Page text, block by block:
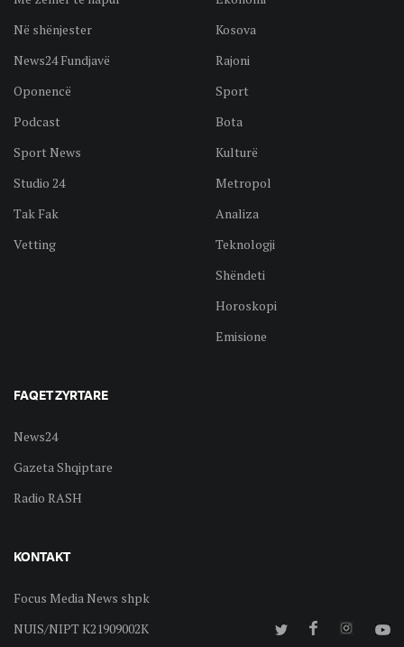
Në shënjester
News24 Fundjavë
Oponencë
Podcast
Sport News
Studio 24
Tak Fak
Vetting
Kosova
Rajoni
Sport
Bota
Kulturë
Metropol
Analiza
Teknologji
Shëndeti
Horoskopi
Emisione
FAQET ZYRTARE
News24
Gazeta Shqiptare
Radio RASH
KONTAKT
Focus Media News shpk
NUIS/NIPT K21909002K